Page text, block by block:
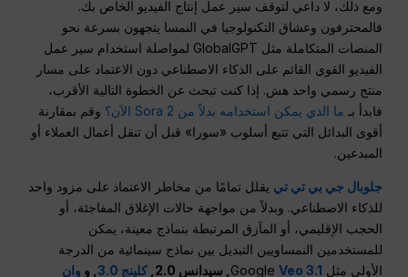
ومع ذلك، لا داعي لتوقف سير عمل إنتاج الفيديو الخاص بك.
فالمحترفون وعشاق التكنولوجيا في النمسا يتجهون بسرعة نحو
المنصات المتكاملة مثل GlobalGPT لمواصلة استخدام سير عمل
الفيديو القوي القائم على الذكاء الاصطناعي دون الاعتماد على مسار
منتج رسمي واحد هش. إذا كنت تبحث عن الخطوة التالية الأقرب،
فابدأ بـ ما الذي يمكن استخدامه بدلاً من Sora 2 الآن؟
وقم بمقارنة
أقوى البدائل التي تتبع أسلوب «سورا» قبل أن تنقل أعمال العملاء أو
المبدعين.
جلوبال جي بي تي تي يقلل تمامًا من مخاطر الاعتماد على مزود واحد
للذكاء الاصطناعي. وبدلاً من مواجهة حالات الإغلاق المفاجئة، أو
الحجب الإقليمي، أو المآزق المرتبطة بنماذج معينة، يمكن
للمستخدمين النمساويين التبديل بين نماذج سينمائية من الدرجة
الأولى مثل Google Veo 3.1 , سيدانس 2.0, كلينج 3.0 , و وان